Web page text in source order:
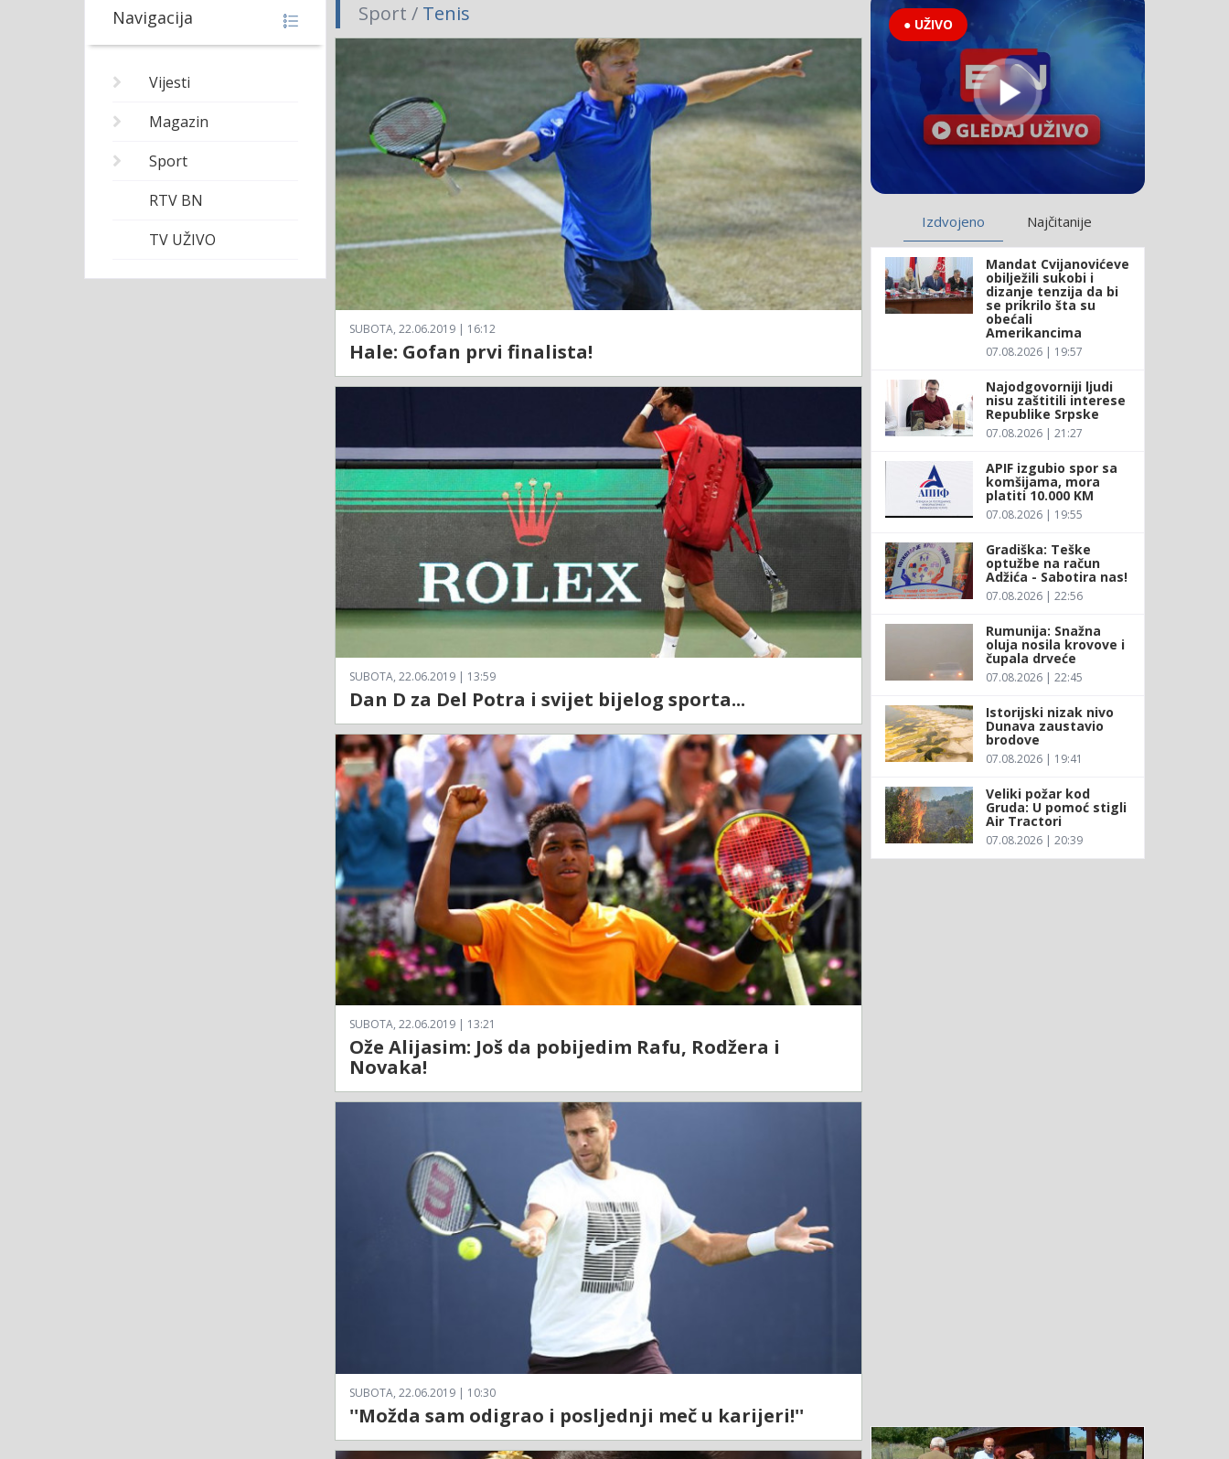
Navigacija
Vijesti
Magazin
Sport
RTV BN
TV UŽIVO
Sport / Tenis
SUBOTA, 22.06.2019 | 16:12
Hale: Gofan prvi finalista!
SUBOTA, 22.06.2019 | 13:59
Dan D za Del Potra i svijet bijelog sporta...
SUBOTA, 22.06.2019 | 13:21
Ože Alijasim: Još da pobijedim Rafu, Rodžera i
Novaka!
SUBOTA, 22.06.2019 | 10:30
''Možda sam odigrao i posljednji meč u karijeri!''
● UŽIVO
Izdvojeno Najčitanije
Mandat Cvijanovićeve
obilježili sukobi i
dizanje tenzija da bi
se prikrilo šta su
obećali
Amerikancima
07.08.2026 | 19:57
Najodgovorniji ljudi
nisu zaštitili interese
Republike Srpske
07.08.2026 | 21:27
APIF izgubio spor sa
komšijama, mora
platiti 10.000 KM
07.08.2026 | 19:55
Gradiška: Teške
optužbe na račun
Adžića - Sabotira nas!
07.08.2026 | 22:56
Rumunija: Snažna
oluja nosila krovove i
čupala drveće
07.08.2026 | 22:45
Istorijski nizak nivo
Dunava zaustavio
brodove
07.08.2026 | 19:41
Veliki požar kod
Gruda: U pomoć stigli
Air Tractori
07.08.2026 | 20:39